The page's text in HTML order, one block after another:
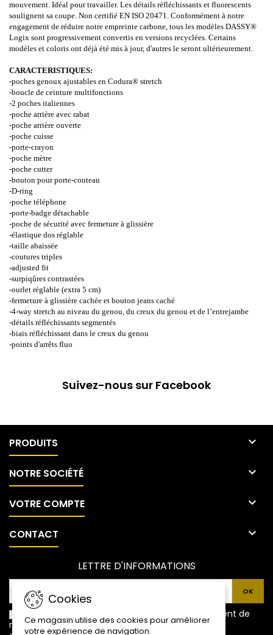
mouvement. Idéal pour travailler. Les détails réfléchissants et fluorescents
soulignent sa coupe. Non certifié EN ISO 20471. Conformément à notre
engagement de réduire notre empreinte carbone, tous les modèles DASSY®
Logix sont progressivement convertis en versions recyclées. Certains
modèles et coloris ont déjà été mis à jour, d'autres le seront ultérieurement.
CARACTERISTIQUES:
-poches genoux ajustables en Codura® stretch
-boucle de ceinture multifonctions
-2 poches italiennes
-poche arrière avec rabat
-poche arrière ouverte
-poche cuisse
-porte-crayon
-poche mètre
-poche cutter
-bouton pour porte-couteau
-D-ring
-poche téléphone
-porte-badge détachable
-poche de sécurité avec fermeture à glissière
-élastique dos réglable
-taille abaissée
-coutures triples
-adjusted fit
-surpiqûres contrastées
-ourlet réglable (extra 5 cm)
-fermeture à glissière cachée et bouton jeans caché
-4-way stretch au niveau du genou, du creux du genou et de l’entrejambe
-détails réfléchissants segmentés
-biais réfléchissant dans le creux du genou
-points d'arrêts fluo
Suivez-nous sur Facebook
PRODUITS 
NOTRE SOCIÉTÉ 
VOTRE COMPTE 
CONTACT 
Cookies
Ce magasin utilise des cookies pour améliorer
votre expérience de navigation.
LETTRE D'INFORMATIONS
Je donne mon accord explicite pour le traitement de
mes données personnelles reprises ci-dessus et